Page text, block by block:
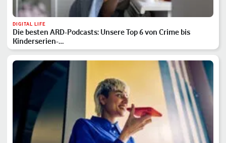
DIGITAL LIFE
Die besten ARD-Podcasts: Unsere Top 6 von Crime bis
Kinderserien-…